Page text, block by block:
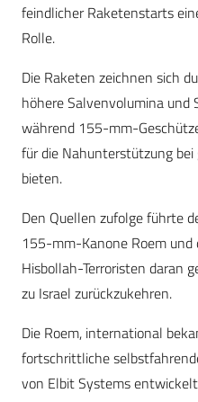
feindlicher Raketenstarts
Rolle.
Die Raketen zeichnen sich
höhere Salvenvolumina und
während 155-mm-
für die Nahunterstützung
bieten.
Den Quellen zufolge führte
155-mm-Kanone Roem und
Hisbollah-Terroristen daran
zu Israel zurückzukehren.
Die Roem, international
fortschrittliche
von Elbit Systems